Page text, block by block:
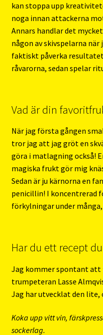
kan stoppa upp
noga innan attackerna
Annars handlar det
någon av skivspelarna
faktiskt påverka
råvarorna, sedan spelar
Vad är din
När jag första gången
tror jag att jag gröt en
göra i matlagning också!
magiska frukt gör mig
Sedan är ju kärnorna en
penicillin! I koncentrerad
förkylningar under
Har du ett recept
Jag kommer spontant att
trumpeteran Lasse
Jag har utvecklat den
Koka upp vitt vin,
sockerlag.